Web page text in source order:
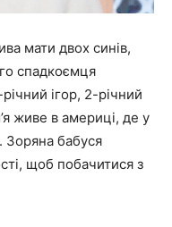
мати двох синів,
спадкоємця
ігор, 2-річний
живе в америці, де у
Зоряна бабуся
щоб побачитися з